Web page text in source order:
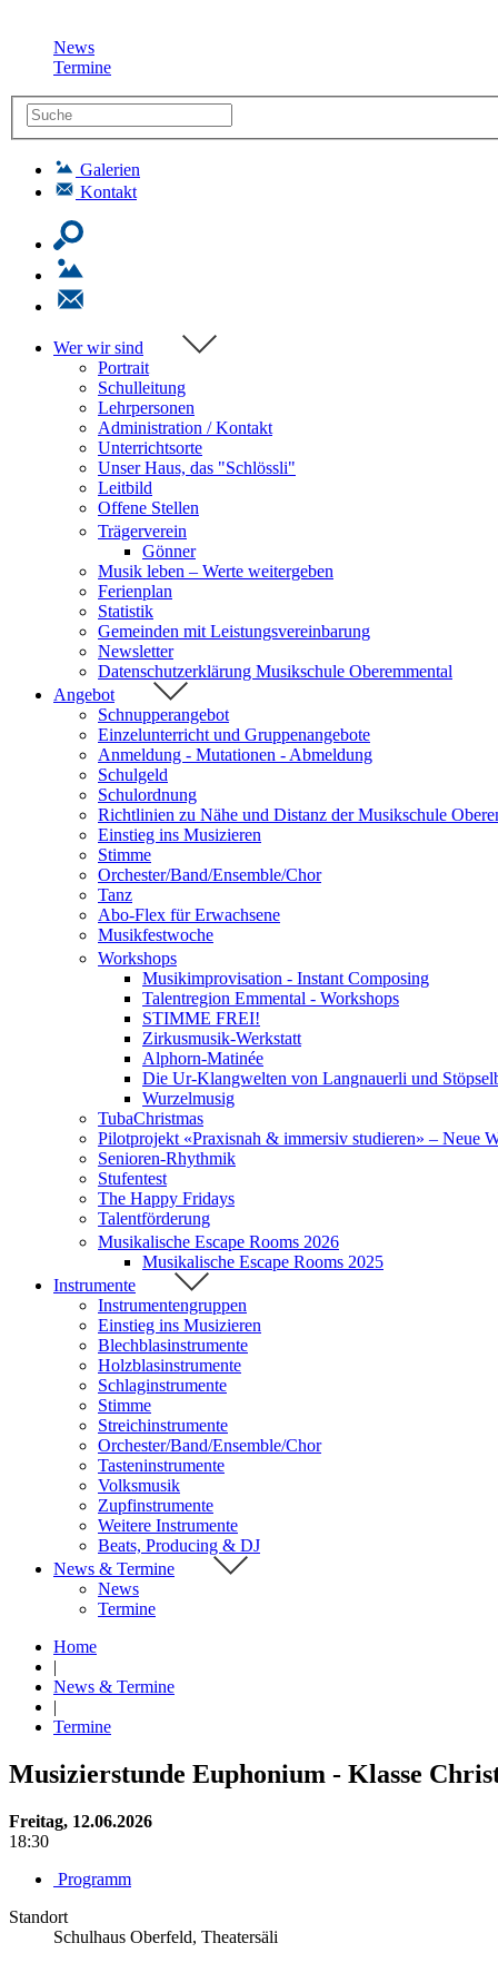
News
Termine
Galerien
Kontakt
Wer wir sind
Portrait
Schulleitung
Lehrpersonen
Administration / Kontakt
Unterrichtsorte
Unser Haus, das "Schlössli"
Leitbild
Offene Stellen
Trägerverein
Gönner
Musik leben – Werte weitergeben
Ferienplan
Statistik
Gemeinden mit Leistungsvereinbarung
Newsletter
Datenschutzerklärung Musikschule Oberemmental
Angebot
Schnupperangebot
Einzelunterricht und Gruppenangebote
Anmeldung - Mutationen - Abmeldung
Schulgeld
Schulordnung
Richtlinien zu Nähe und Distanz der Musikschule
Einstieg ins Musizieren
Stimme
Orchester/Band/Ensemble/Chor
Tanz
Abo-Flex für Erwachsene
Musikfestwoche
Workshops
Musikimprovisation - Instant Composing
Talentregion Emmental - Workshops
STIMME FREI!
Zirkusmusik-Werkstatt
Alphorn-Matinée
Die Ur-Klangwelten von Langnauerli und
Wurzelmusig
TubaChristmas
Pilotprojekt «Praxisnah & immersiv studieren» – Neue
Senioren-Rhythmik
Stufentest
The Happy Fridays
Talentförderung
Musikalische Escape Rooms 2026
Musikalische Escape Rooms 2025
Instrumente
Instrumentengruppen
Einstieg ins Musizieren
Blechblasinstrumente
Holzblasinstrumente
Schlaginstrumente
Stimme
Streichinstrumente
Orchester/Band/Ensemble/Chor
Tasteninstrumente
Volksmusik
Zupfinstrumente
Weitere Instrumente
Beats, Producing & DJ
News & Termine
News
Termine
Home
News & Termine
Termine
Musizierstunde Euphonium - Klasse
Freitag, 12.06.2026
18:30
Programm
Standort
Schulhaus Oberfeld, Theatersäli